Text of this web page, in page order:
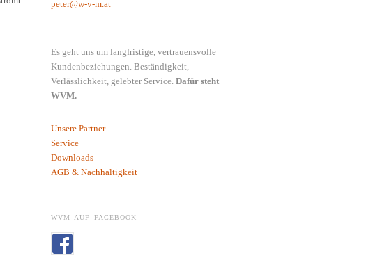
peter@w-v-m.at
Es geht uns um langfristige, vertrauensvolle
Kundenbeziehungen. Beständigkeit,
Verlässlichkeit, gelebter Service. Dafür steht
WVM.
Unsere Partner
Service
Downloads
AGB & Nachhaltigkeit
WVM AUF FACEBOOK